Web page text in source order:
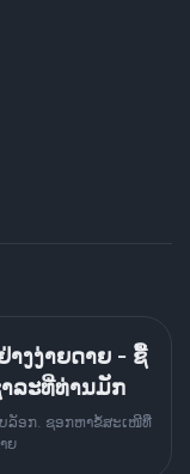
ງງ່າຍດາຍ - ຊື້
ລະທີ່ທ່ານມັກ
ບລັອກ. ຊອກຫາຂໍ້ສະເໜີທີ່
ຍ